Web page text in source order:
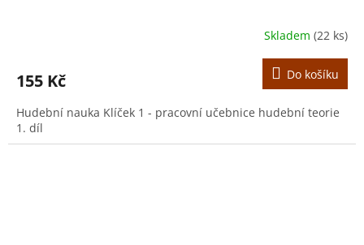
Skladem (22 ks)
155 Kč Do košíku
Hudební nauka Klíček 1 - pracovní učebnice hudební teorie
1. díl